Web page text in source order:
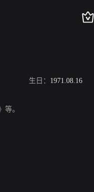
生日： 1971.08.16
等。